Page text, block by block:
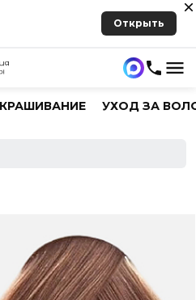
Открыть
УХОД ЗА